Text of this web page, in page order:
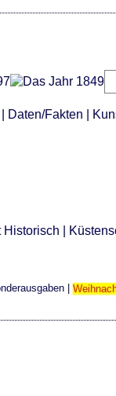
Daten/Fakten
Historisch
|